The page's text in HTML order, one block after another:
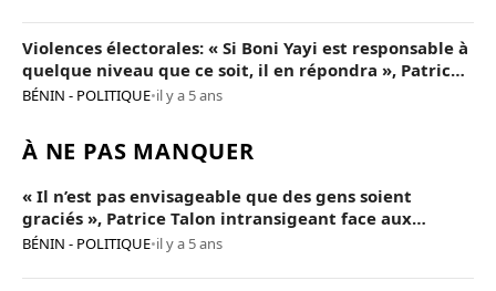
Violences électorales: « Si Boni Yayi est responsable à
quelque niveau que ce soit, il en répondra », Patrice
Talon
BÉNIN - POLITIQUE•il y a 5 ans
À NE PAS MANQUER
« Il n’est pas envisageable que des gens soient
graciés », Patrice Talon intransigeant face aux
« opposants terroristes »
BÉNIN - POLITIQUE•il y a 5 ans